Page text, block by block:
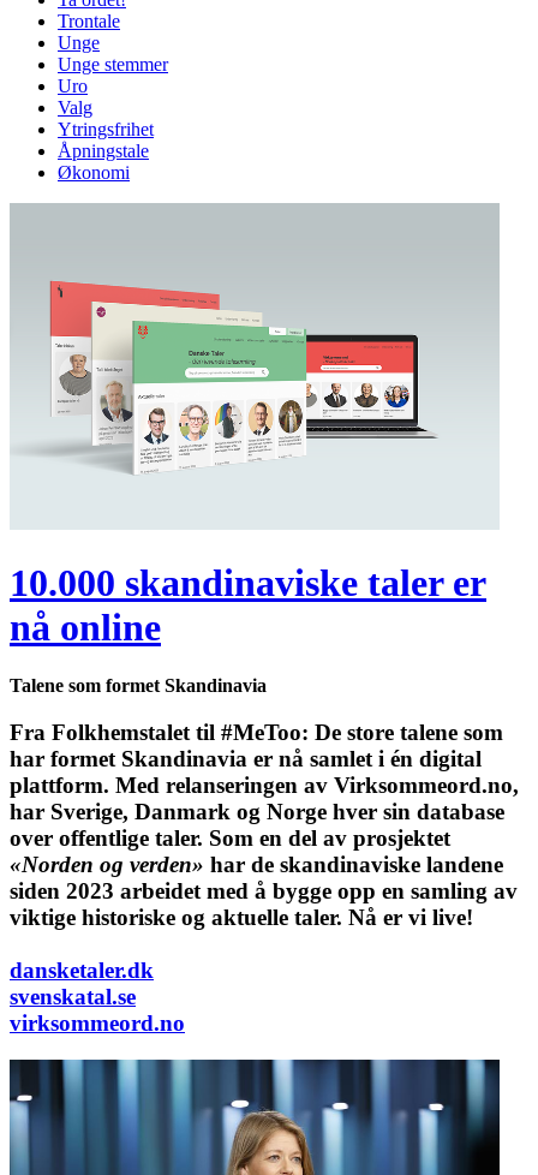
Trontale
Unge
Unge stemmer
Uro
Valg
Ytringsfrihet
Åpningstale
Økonomi
10.000 skandinaviske taler er
nå online
Talene som formet Skandinavia
Fra Folkhemstalet til #MeToo: De store talene som
har formet Skandinavia er nå samlet i én digital
plattform. Med relanseringen av Virksommeord.no,
har Sverige, Danmark og Norge hver sin database
over offentlige taler. Som en del av prosjektet
«Norden og verden» har de skandinaviske landene
siden 2023 arbeidet med å bygge opp en samling av
viktige historiske og aktuelle taler. Nå er vi live!
dansketaler.dk
svenskatal.se
virksommeord.no